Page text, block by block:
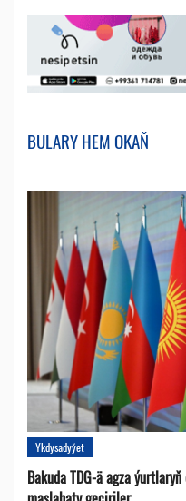
BULARY HEM OKAŇ
Ykdysadyýet
Bakuda TDG-ä agza